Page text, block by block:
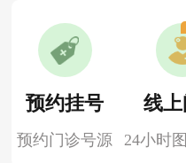
预约挂号
预约门诊号源
线
24小时